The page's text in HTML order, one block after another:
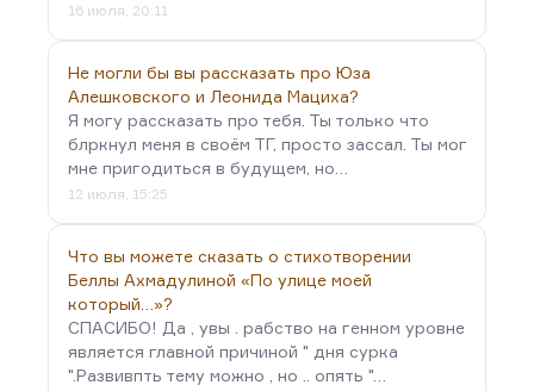
16 июля, 20:11
Не могли бы вы рассказать про Юза
Алешковского и Леонида Мациха?
Я могу рассказать про тебя. Ты только что
блркнул меня в своём ТГ, просто зассал. Ты мог
мне пригодиться в будущем, но…
12 июля, 15:25
Что вы можете сказать о стихотворении
Беллы Ахмадулиной «По улице моей
который…»?
СПАСИБО! Да , увы . рабство на генном уровне
является главной причиной " дня сурка
".Развивпть тему можно , но .. опять "…